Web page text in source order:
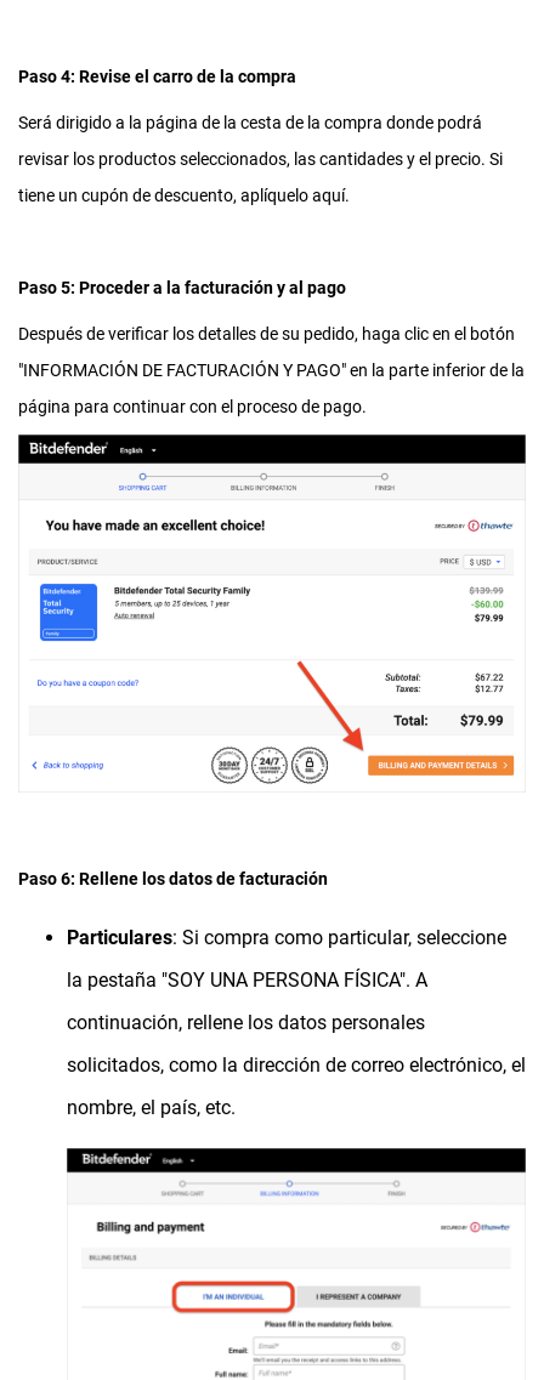
Paso 4: Revise el carro de la compra
Será dirigido a la página de la cesta de la compra donde podrá
revisar los productos seleccionados, las cantidades y el precio. Si
tiene un cupón de descuento, aplíquelo aquí.
Paso 5: Proceder a la facturación y al pago
Después de verificar los detalles de su pedido, haga clic en el botón
"INFORMACIÓN DE FACTURACIÓN Y PAGO" en la parte inferior de la
página para continuar con el proceso de pago.
Paso 6: Rellene los datos de facturación
Particulares: Si compra como particular, seleccione
la pestaña "SOY UNA PERSONA FÍSICA". A
continuación, rellene los datos personales
solicitados, como la dirección de correo electrónico, el
nombre, el país, etc.